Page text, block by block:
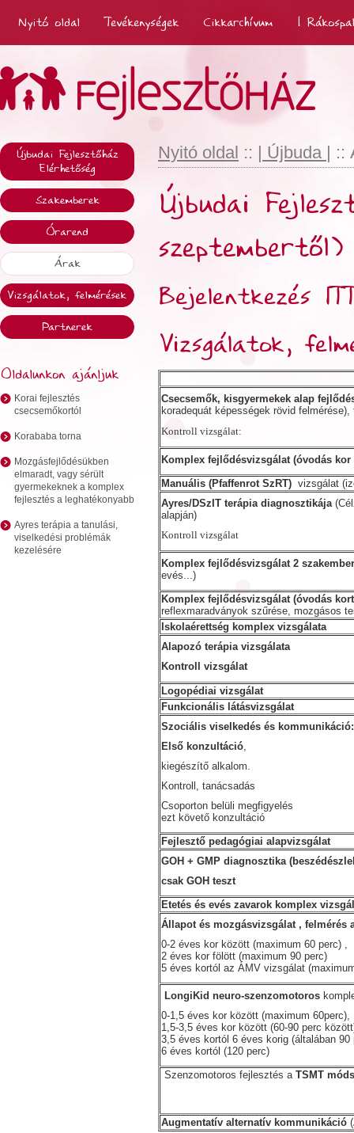
Nyitó oldal Tevékenységek Cikkarchívum |
Újbudai Fejlesztőház
Elérhetőség
Szakemberek
Órarend
Árak
Vizsgálatok, felmérések
Partnerek
Oldalunkon ajánljuk
Korai fejlesztés
csecsemőkortól
Korababa torna
Mozgásfejlődésükben
elmaradt, vagy sérült
gyermekeknek a komplex
fejlesztés a leghatékonyabb
Ayres terápia a tanulási,
viselkedési problémák
kezelésére
Nyitó oldal :: | Újbuda | ::
Újbudai
szeptembertől)
Bejelentkezés
Vizsgálatok,
Csecsemők, kisgyermekek alap
koradequát képességek rövid felmérése),
Kontroll vizsgálat:
Komplex fejlődésvizsgálat (óvodás kor
Manuális (Pfaffenrot SzRT) vizsgálat
Ayres/DSzIT terápia diagnosztikája
alapján)
Kontroll vizsgálat
Komplex fejlődésvizsgálat 2 szakember
evés...)
Komplex fejlődésvizsgálat (óvodás
reflexmaradványok szűrése, mozgásos
Iskolaérettség komplex vizsgálata
Alapozó terápia vizsgálata
Kontroll vizsgálat
Logopédiai vizsgálat
Funkcionális látásvizsgálat
Szociális viselkedés és kommunikáció:
Első konzultáció,
kiegészítő alkalom.
Kontroll, tanácsadás
Csoporton belüli megfigyelés
ezt követő konzultáció
Fejlesztő pedagógiai alapvizsgálat
GOH + GMP diagnosztika
csak GOH teszt
Etetés és evés zavarok komplex
Állapot és mozgásvizsgálat , felmérés
0-2 éves kor között (maximum 60 perc) ,
2 éves kor fölött (maximum 90 perc)
5 éves kortól az ÁMV vizsgálat
LongiKid neuro-szenzomotoros
0-1,5 éves kor között (maximum 60perc),
1,5-3,5 éves kor között (60-90 perc
3,5 éves kortól 6 éves korig (általában 90
6 éves kortól (120 perc)
Szenzomotoros fejlesztés a TSMT
Augmentatív alternatív kommunikáció